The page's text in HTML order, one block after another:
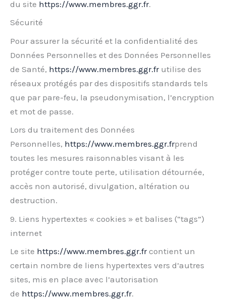
du site https://www.membres.ggr.fr.
Sécurité
Pour assurer la sécurité et la confidentialité des
Données Personnelles et des Données Personnelles
de Santé, https://www.membres.ggr.frutilise des
réseaux protégés par des dispositifs standards tels
que par pare-feu, la pseudonymisation, l’encryption
et mot de passe.
Lors du traitement des Données
Personnelles, https://www.membres.ggr.frprend
toutes les mesures raisonnables visant à les
protéger contre toute perte, utilisation détournée,
accès non autorisé, divulgation, altération ou
destruction.
9. Liens hypertextes « cookies » et balises (“tags”)
internet
Le site https://www.membres.ggr.frcontient un
certain nombre de liens hypertextes vers d’autres
sites, mis en place avec l’autorisation
de https://www.membres.ggr.fr.